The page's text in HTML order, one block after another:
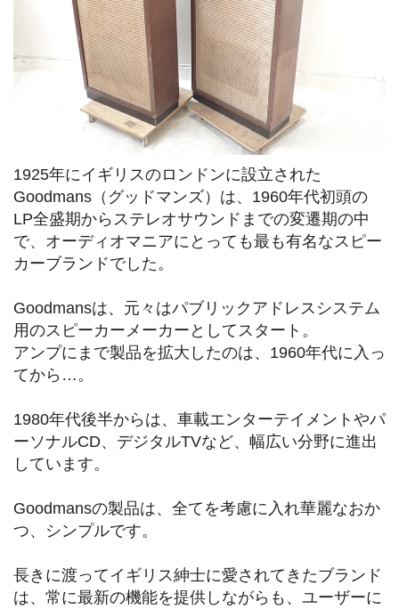
1925年にイギリスのロンドンに設立された
Goodmans（グッドマンズ）は、1960年代初頭の
LP全盛期からステレオサウンドまでの変遷期の中
で、オーディオマニアにとっても最も有名なスピー
カーブランドでした。
Goodmansは、元々はパブリックアドレスシステム
用のスピーカーメーカーとしてスタート。
アンプにまで製品を拡大したのは、1960年代に入っ
てから…。
1980年代後半からは、車載エンターテイメントやパ
ーソナルCD、デジタルTVなど、幅広い分野に進出
しています。
Goodmansの製品は、全てを考慮に入れ華麗なおか
つ、シンプルです。
長きに渡ってイギリス紳士に愛されてきたブランド
は、常に最新の機能を提供しながらも、ユーザーに